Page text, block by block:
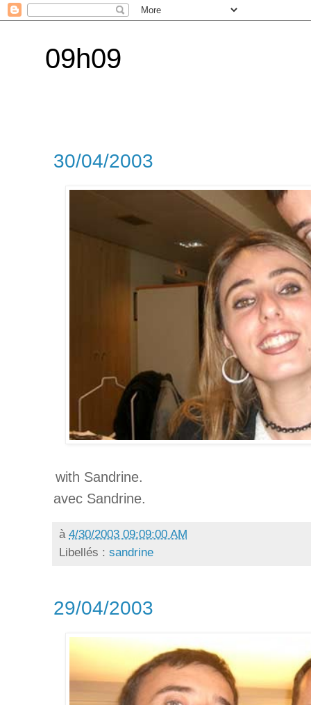
09h09
30/04/2003
with Sandrine.
avec Sandrine.
à 4/30/2003 09:09:00 AM
Libellés : sandrine
29/04/2003